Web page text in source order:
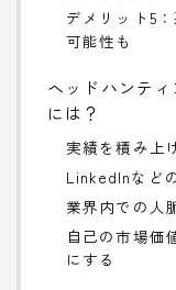
デメリット5
可能性も
ヘッドハンテ
には？
実績を積み上
LinkedInなど
業界内での人
自己の市場価
にする